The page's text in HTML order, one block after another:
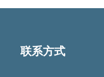
联系方式